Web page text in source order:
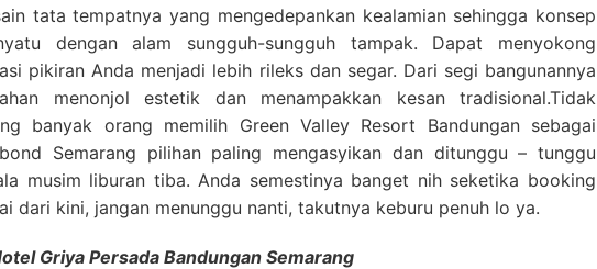
tata tempatnya yang mengedepankan kealamian sehingga konsep
dengan alam sungguh-sungguh tampak. Dapat menyokong
pikiran Anda menjadi lebih rileks dan segar. Dari segi bangunannya
menonjol estetik dan menampakkan kesan tradisional.Tidak
banyak orang memilih Green Valley Resort Bandungan sebagai
Semarang pilihan paling mengasyikan dan ditunggu – tunggu
musim liburan tiba. Anda semestinya banget nih seketika booking
dari kini, jangan menunggu nanti, takutnya keburu penuh lo ya.
Griya Persada Bandungan Semarang